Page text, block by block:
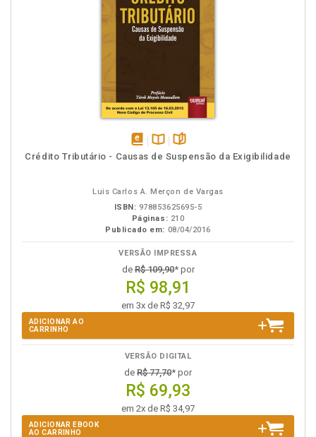
disponívelDisponível
páginas
Crédito Tributário - Causas de Suspensão da Exigibilidade
Luis Carlos A. Merçon de Vargas
ISBN: 978853625695-5
Páginas: 210
Publicado em: 08/04/2016
VERSÃO IMPRESSA
deR$ 109,90* por
R$ 98,91
em 3x de R$ 32,97
ADICIONAR AO
CARRINHO
VERSÃO DIGITAL
de R$ 77,70* por
R$ 69,93
em 2x de R$ 34,97
ADICIONAR EBOOK
AO CARRINHO